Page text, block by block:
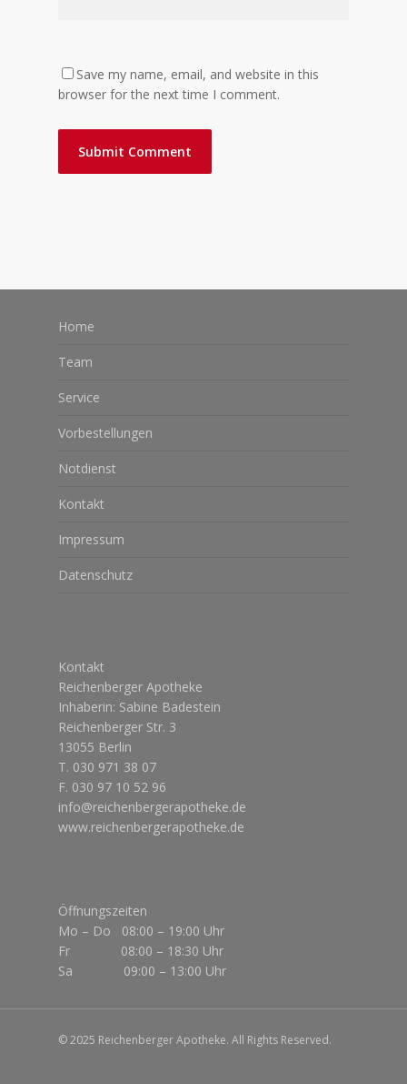
Save my name, email, and website in this
browser for the next time I comment.
Home
Team
Service
Vorbestellungen
Notdienst
Kontakt
Impressum
Datenschutz
Kontakt
Reichenberger Apotheke
Inhaberin: Sabine Badestein
Reichenberger Str. 3
13055 Berlin
T. 030 971 38 07
F. 030 97 10 52 96
info@reichenbergerapotheke.de
www.reichenbergerapotheke.de
Öffnungszeiten
Mo – Do 08:00 – 19:00 Uhr
Fr 08:00 – 18:30 Uhr
Sa 09:00 – 13:00 Uhr
© 2025 Reichenberger Apotheke. All Rights Reserved.